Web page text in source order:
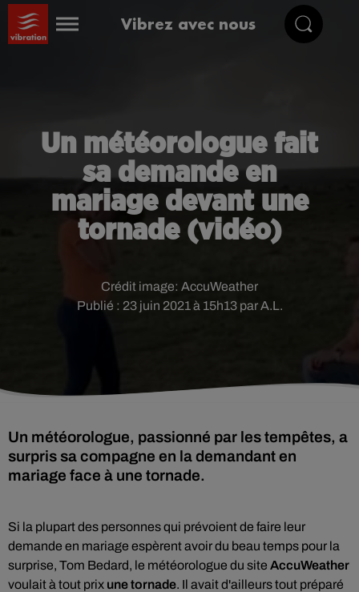
Vibrez avec nous
Un météorologue fait
sa demande en
mariage devant une
tornade (vidéo)
Publié : 23 juin 2021 à 15h13 par A.L.
Crédit image: AccuWeather
Un météorologue, passionné par les tempêtes, a
surpris sa compagne en la demandant en
mariage face à une tornade.
Si la plupart des personnes qui prévoient de faire leur
demande en mariage espèrent avoir du beau temps pour la
surprise, Tom Bedard, le météorologue du site AccuWeather
voulait à tout prix une tornade. Il avait d'ailleurs tout préparé